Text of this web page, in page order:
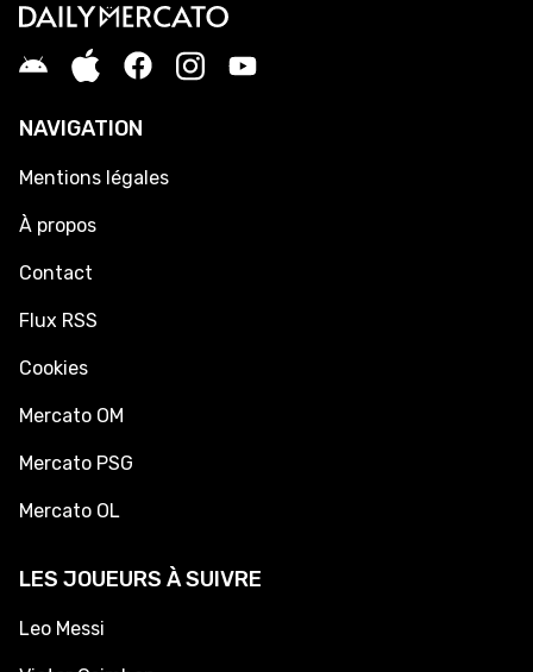
NAVIGATION
Mentions légales
À propos
Contact
Flux RSS
Cookies
Mercato OM
Mercato PSG
Mercato OL
LES JOUEURS À SUIVRE
Leo Messi